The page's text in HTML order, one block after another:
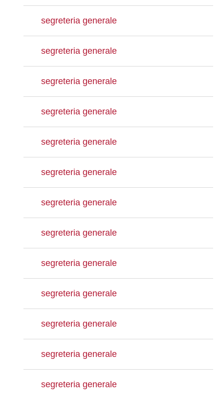
segreteria generale
segreteria generale
segreteria generale
segreteria generale
segreteria generale
segreteria generale
segreteria generale
segreteria generale
segreteria generale
segreteria generale
segreteria generale
segreteria generale
segreteria generale